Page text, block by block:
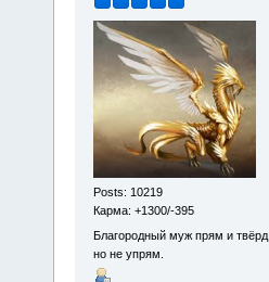
Posts: 10219
Карма: +1300/-395
Благородный муж прям и твёрд,
но не упрям.